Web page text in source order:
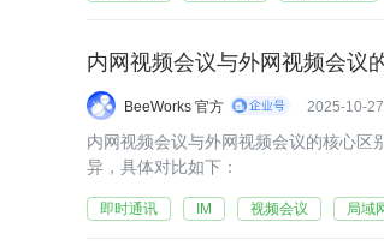
内网视频会议与外网视频会议
BeeWorks 官方 2025-10-27
内网视频会议与外网视频会议的核心区
异，具体对比如下：
即时通讯 IM 视频会议 局域